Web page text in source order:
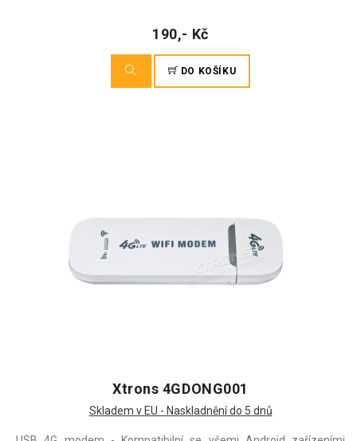
190,- Kč
DO KOŠÍKU
Xtrons 4GDONG001
Skladem v EU - Naskladnění do 5 dnů